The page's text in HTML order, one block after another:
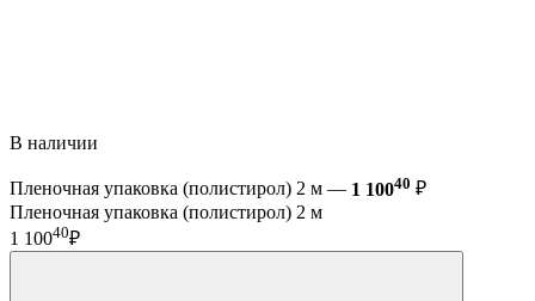
В наличии
Пленочная упаковка (полистирол) 2 м — 1 10040 ₽
Пленочная упаковка (полистирол) 2 м
1 10040₽